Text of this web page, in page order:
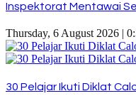
Inspektorat Mentawai
Thursday, 6 August 2026 |
30 Pelajar Ikuti Diklat